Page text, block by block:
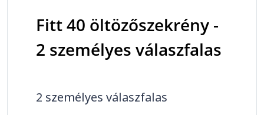
Fitt 40 öltözőszekrény -
2 személyes válaszfalas
2 személyes válaszfalas